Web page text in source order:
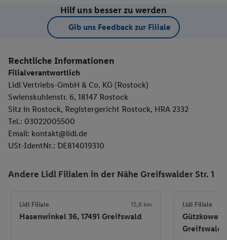
Hilf uns besser zu werden
Gib uns Feedback zur Filiale
Rechtliche Informationen
Filialverantwortlich
Lidl Vertriebs-GmbH & Co. KG (Rostock)
Swienskuhlenstr. 6, 18147 Rostock
Sitz in Rostock, Registergericht Rostock, HRA 2332
Tel.: 03022005500
Email: kontakt@lidl.de
USt-IdentNr.: DE814019310
Andere Lidl Filialen in der Nähe Greifswalder Str. 1
Lidl Filiale 15,6 km
Hasenwinkel 36, 17491 Greifswald
Lidl Filiale
Gützkower
Greifswald